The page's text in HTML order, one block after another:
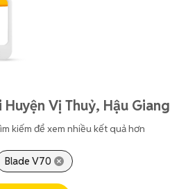
Vị Thuỷ, Hậu Giang
kiếm để xem nhiều kết quả hơn
Blade V70